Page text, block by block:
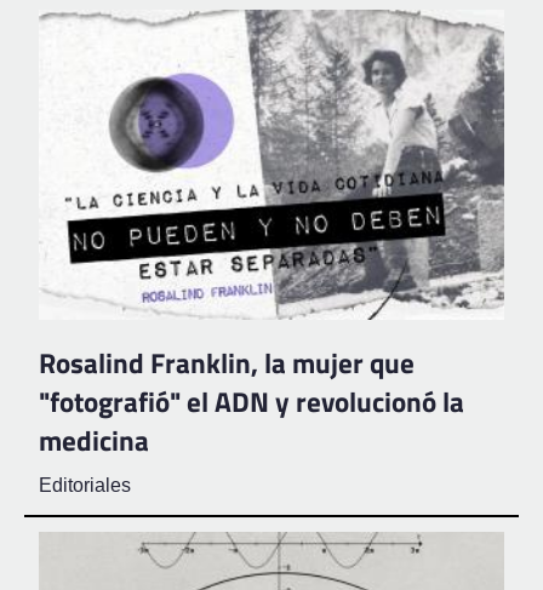
Rosalind Franklin, la mujer que
"fotografió" el ADN y revolucionó la
medicina
Editoriales